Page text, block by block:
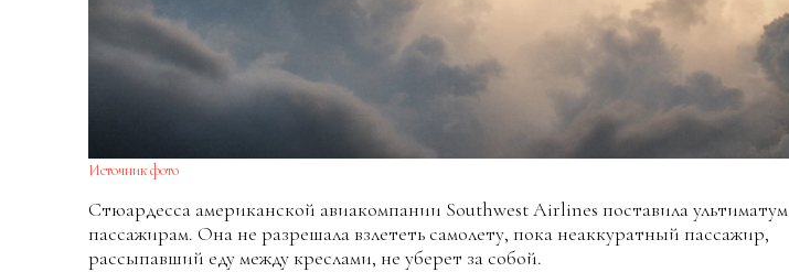
Источник фото
Стюардесса американской авиакомпании Southwest Airlines поставила ультиматум
пассажирам. Она не разрешала взлететь самолету, пока неаккуратный пассажир,
рассыпавший еду между креслами, не уберет за собой.